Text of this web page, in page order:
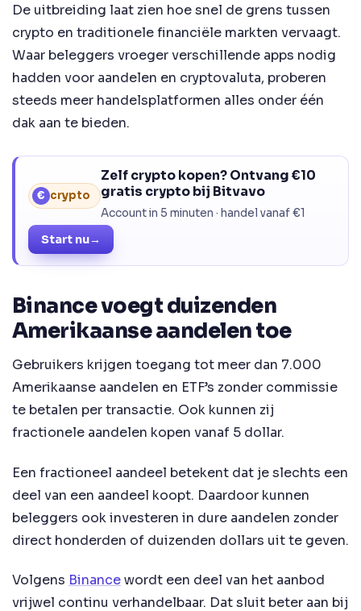
De uitbreiding laat zien hoe snel de grens tussen
crypto en traditionele financiële markten vervaagt.
Waar beleggers vroeger verschillende apps nodig
hadden voor aandelen en cryptovaluta, proberen
steeds meer handelsplatformen alles onder één
dak aan te bieden.
€ crypto
Zelf crypto kopen? Ontvang €10
gratis crypto bij Bitvavo
Account in 5 minuten · handel vanaf €1
Start nu→
Binance voegt duizenden
Amerikaanse aandelen toe
Gebruikers krijgen toegang tot meer dan 7.000
Amerikaanse aandelen en ETF’s zonder commissie
te betalen per transactie. Ook kunnen zij
fractionele aandelen kopen vanaf 5 dollar.
Een fractioneel aandeel betekent dat je slechts een
deel van een aandeel koopt. Daardoor kunnen
beleggers ook investeren in dure aandelen zonder
direct honderden of duizenden dollars uit te geven.
Volgens Binancewordt een deel van het aanbod
vrijwel continu verhandelbaar. Dat sluit beter aan bij